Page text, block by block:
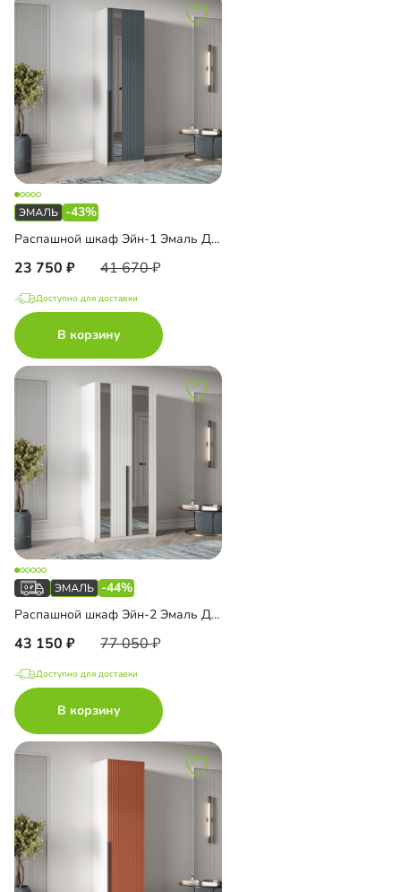
-43%
Распашной шкаф Эйн-1 Эмаль Декор 3
23 750 41 670
Доступно для доставки
В корзину
-44%
Распашной шкаф Эйн-2 Эмаль Декор 3
43 150 77 050
Доступно для доставки
В корзину